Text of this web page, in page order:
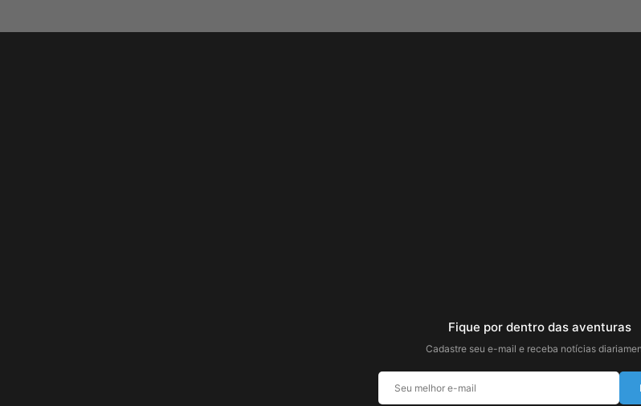
Fique por dentro das aventuras
Cadastre seu e-mail e receba notícias